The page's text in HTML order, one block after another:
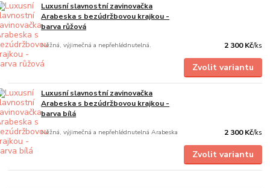
Luxusní slavnostní zavinovačka
Arabeska s bezúdržbovou krajkou -
barva růžová
Něžná, výjimečná a nepřehlédnutelná. 2 300 Kč/ks
Zvolit variantu
Luxusní slavnostní zavinovačka
Arabeska s bezúdržbovou krajkou -
barva bílá
Něžná, výjimečná a nepřehlédnutelná Arabeska 2 300 Kč/ks
Zvolit variantu